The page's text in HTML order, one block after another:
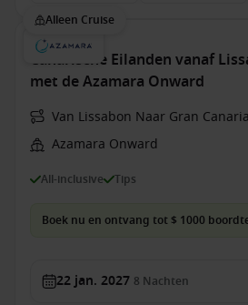
Alleen Cruise
Canarische Eilanden vanaf
met de Azamara Onward
Van Lissabon Naar Gran
Azamara Onward
All-inclusive Tips
Boek nu en ontvang tot $ 1000
22 jan. 2027 8 Nachten